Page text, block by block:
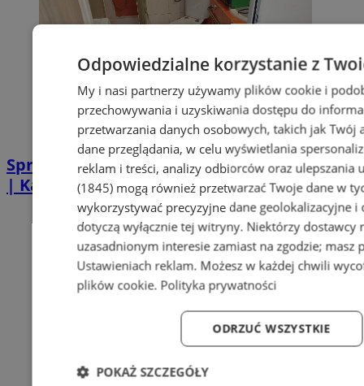
Sprzątanie po zgonie w Piekarach Śląskich
| Kastelnik
Odpowiedzialne korzystanie z
My i nasi partnerzy używamy plików cookie i
przechowywania i uzyskiwania dostępu do
przetwarzania danych osobowych, takich jak
dane przeglądania, w celu wyświetlania
reklam i treści, analizy odbiorców oraz ulepszania
(1845)mogą również przetwarzać Twoje dane w
wykorzystywać precyzyjne dane geolokalizacyjne
dotyczą wyłącznie tej witryny. Niektórzy dostawcy
uzasadnionym interesie zamiast na zgodzie; masz
Ustawieniach reklam. Możesz w każdej chwili
plików cookie. Polityka prywatności
ODRZUĆ WSZYSTKIE
POKAŻ SZCZEGÓŁY